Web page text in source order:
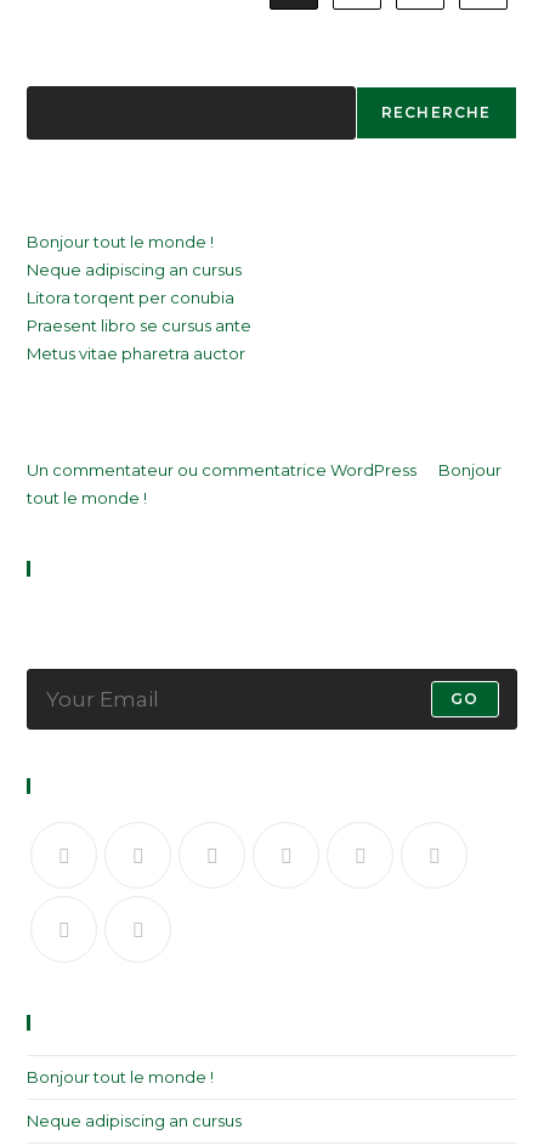
RECHERCHE
Bonjour tout le monde !
Neque adipiscing an cursus
Litora torqent per conubia
Praesent libro se cursus ante
Metus vitae pharetra auctor
Un commentateur ou commentatrice WordPress
Bonjour
tout le monde !
GO
Bonjour tout le monde !
Neque adipiscing an cursus